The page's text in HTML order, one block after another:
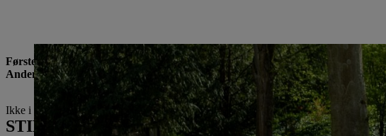
Første række fra venstre : Hans Peter Stihl, Gerhild Schetter (født Stihl), Dr.
Anden række fra venstre : Michael von Winning, Markus Schetter, Kathrin Stihl,
Ikke i billedet er aktionærerne i 4. generation.
STIHL's rådgivende udvalg